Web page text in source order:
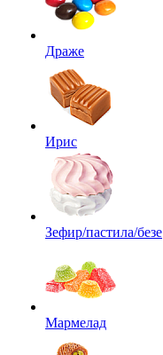
Драже
Ирис
Зефир/пастила/безе
Мармелад